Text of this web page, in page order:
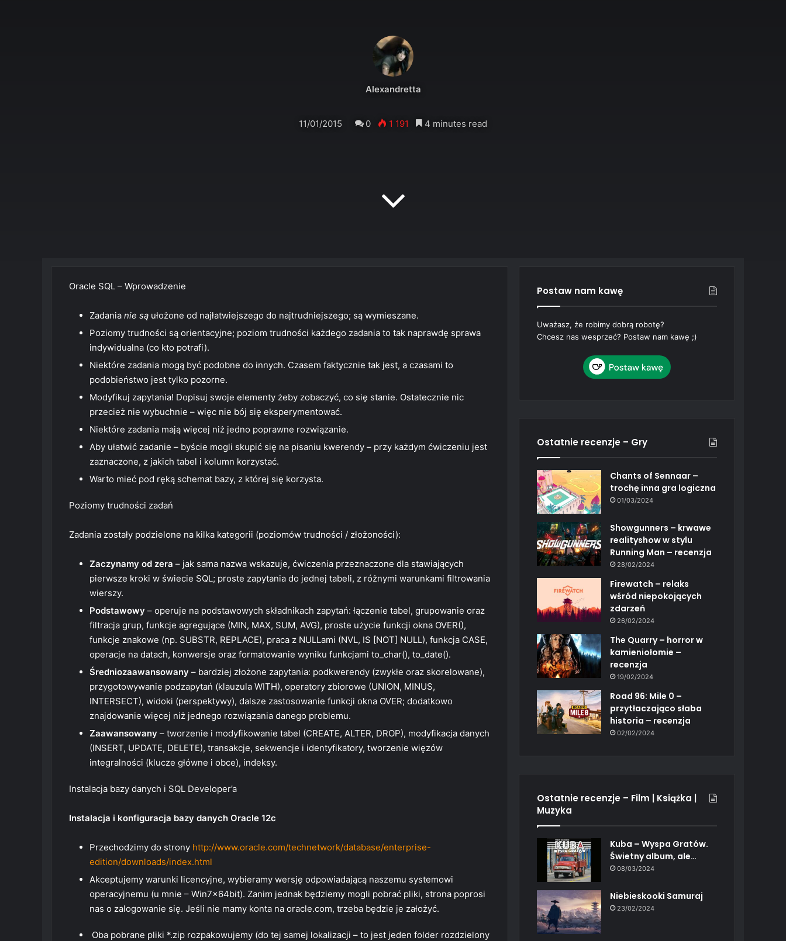
Alexandretta
11/01/2015 0 1 191 4 minutes read
Oracle SQL – Wprowadzenie
Zadania nie są ułożone od najłatwiejszego do najtrudniejszego; są wymieszane.
Poziomy trudności są orientacyjne; poziom trudności każdego zadania to tak naprawdę sprawa
indywidualna (co kto potrafi).
Niektóre zadania mogą być podobne do innych. Czasem faktycznie tak jest, a czasami to
podobieństwo jest tylko pozorne.
Modyfikuj zapytania! Dopisuj swoje elementy żeby zobaczyć, co się stanie. Ostatecznie nic
przecież nie wybuchnie – więc nie bój się eksperymentować.
Niektóre zadania mają więcej niż jedno poprawne rozwiązanie.
Aby ułatwić zadanie – byście mogli skupić się na pisaniu kwerendy – przy każdym ćwiczeniu jest
zaznaczone, z jakich tabel i kolumn korzystać.
Warto mieć pod ręką schemat bazy, z której się korzysta.
Poziomy trudności zadań
Zadania zostały podzielone na kilka kategorii (poziomów trudności / złożoności):
Zaczynamy od zera – jak sama nazwa wskazuje, ćwiczenia przeznaczone dla stawiających
pierwsze kroki w świecie SQL; proste zapytania do jednej tabeli, z różnymi warunkami filtrowania
wierszy.
Podstawowy – operuje na podstawowych składnikach zapytań: łączenie tabel, grupowanie oraz
filtracja grup, funkcje agregujące (MIN, MAX, SUM, AVG), proste użycie funkcji okna OVER(),
funkcje znakowe (np. SUBSTR, REPLACE), praca z NULLami (NVL, IS [NOT] NULL), funkcja CASE,
operacje na datach, konwersje oraz formatowanie wyniku funkcjami to_char(), to_date().
Średniozaawansowany – bardziej złożone zapytania: podkwerendy (zwykłe oraz skorelowane),
przygotowywanie podzapytań (klauzula WITH), operatory zbiorowe (UNION, MINUS,
INTERSECT), widoki (perspektywy), dalsze zastosowanie funkcji okna OVER; dodatkowo
znajdowanie więcej niż jednego rozwiązania danego problemu.
Zaawansowany – tworzenie i modyfikowanie tabel (CREATE, ALTER, DROP), modyfikacja danych
(INSERT, UPDATE, DELETE), transakcje, sekwencje i identyfikatory, tworzenie więzów
integralności (klucze główne i obce), indeksy.
Instalacja bazy danych i SQL Developer’a
Instalacja i konfiguracja bazy danych Oracle 12c
Przechodzimy do strony http://www.oracle.com/technetwork/database/enterprise-
edition/downloads/index.html
Akceptujemy warunki licencyjne, wybieramy wersję odpowiadającą naszemu systemowi
operacyjnemu (u mnie – Win7x64bit). Zanim jednak będziemy mogli pobrać pliki, strona poprosi
nas o zalogowanie się. Jeśli nie mamy konta na oracle.com, trzeba będzie je założyć.
Oba pobrane pliki *.zip rozpakowujemy (do tej samej lokalizacji – to jest jeden folder rozdzielony
Postaw nam kawę
Uważasz, że robimy dobrą robotę?
Chcesz nas wesprzeć? Postaw nam kawę ;)
Ostatnie recenzje – Gry
Chants of Sennaar –
trochę inna gra logiczna
01/03/2024
Showgunners – krwawe
realityshow w stylu
Running Man – recenzja
28/02/2024
Firewatch – relaks
wśród niepokojących
zdarzeń
26/02/2024
The Quarry – horror w
kamieniołomie –
recenzja
19/02/2024
Road 96: Mile 0 –
przytłaczająco słaba
historia – recenzja
02/02/2024
Ostatnie recenzje – Film | Książka |
Muzyka
Kuba – Wyspa Gratów.
Świetny album, ale…
08/03/2024
Niebieskooki Samuraj
23/02/2024